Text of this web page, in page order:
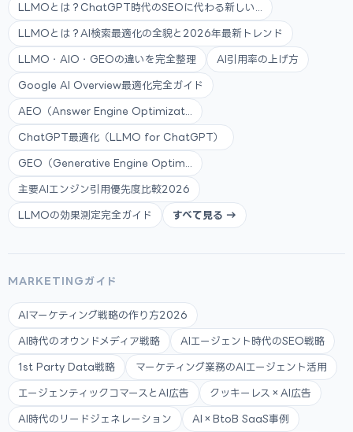
LLMOとは？ChatGPT時代のSEOに代わる新しい...
LLMOとは？AI検索最適化の全貌と2026年最新トレンド
LLMO・AIO・GEOの違いを完全整理 AI引用率の上げ方
Google AI Overview最適化完全ガイド
AEO（Answer Engine Optimizat...
ChatGPT最適化（LLMO for ChatGPT）
GEO（Generative Engine Optim...
主要AIエンジン引用優先度比較2026
LLMOの効果測定完全ガイド すべて見る →
MARKETINGガイド
AIマーケティング戦略の作り方2026
AI時代のオウンドメディア戦略 AIエージェント時代のSEO戦略
1st Party Data戦略 マーケティング業務のAIエージェント活用
エージェンティックコマースとAI広告 クッキーレス×AI広告
AI時代のリードジェネレーション AI×BtoB SaaS事例